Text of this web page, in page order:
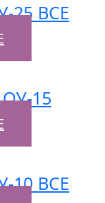
25 ВСЕ
15
10 ВСЕ